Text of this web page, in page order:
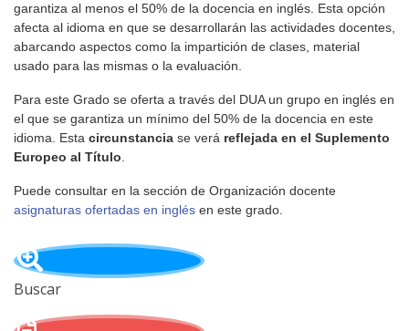
garantiza al menos el 50% de la docencia en inglés. Esta opción
afecta al idioma en que se desarrollarán las actividades docentes,
abarcando aspectos como la impartición de clases, material
usado para las mismas o la evaluación.
Para este Grado se oferta a través del DUA un grupo en inglés en
el que se garantiza un mínimo del 50% de la docencia en este
idioma. Esta circunstancia se verá reflejada en el Suplemento
Europeo al Título
Puede consultar en la sección de Organización docente
asignaturas ofertadas en inglés en este grado.
Buscar